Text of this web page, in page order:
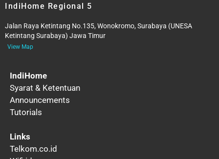
IndiHome Regional 5
Jalan Raya Ketintang No.135, Wonokromo, Surabaya (UNESA
Ketintang Surabaya) Jawa Timur
View Map
IndiHome
Syarat & Ketentuan
Announcements
Tutorials
Links
Telkom.co.id